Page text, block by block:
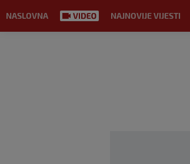
NASLOVNA NAJNOVIJE VIJESTI